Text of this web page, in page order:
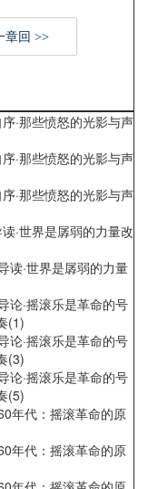
章回 >>
·那些愤怒的光影与声
·那些愤怒的光影与声
·那些愤怒的光影与声
·世界是孱弱的力量改
读·世界是孱弱的力量
论·摇滚乐是革命的号
(1)
论·摇滚乐是革命的号
(3)
论·摇滚乐是革命的号
(5)
年代：摇滚革命的原
年代：摇滚革命的原